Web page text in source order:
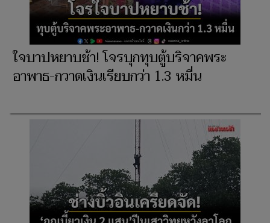
ใจบาปหยาบช้า! โจรบุกทุบตู้บริจาคพระ
อาพาธ-กวาดเงินเรียบกว่า 1.3 หมื่น